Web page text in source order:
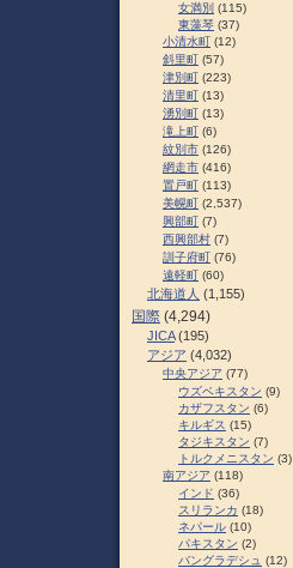
女満別 (115)
東藻琴 (37)
小清水町 (12)
斜里町 (57)
津別町 (223)
清里町 (13)
湧別町 (13)
滝上町 (6)
紋別市 (126)
網走市 (416)
置戸町 (113)
美幌町 (2,537)
興部町 (7)
西興部村 (7)
訓子府町 (76)
遠軽町 (60)
北海道人 (1,155)
国際 (4,294)
JICA(195)
アジア (4,032)
中央アジア (77)
ウズベキスタン (9)
カザフスタン (6)
キルギス (15)
タジキスタン (7)
トルクメニスタン (3)
南アジア (118)
インド (36)
スリランカ (18)
ネパール (10)
パキスタン (2)
バングラデシュ (12)